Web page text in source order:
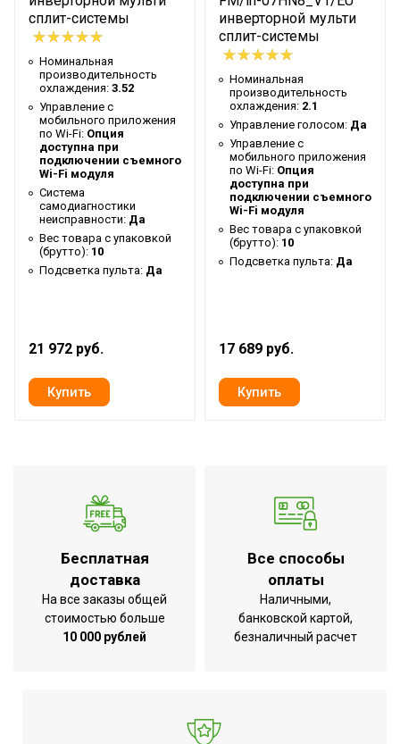
Таймер на отключение
Да
Работает с Марусей
Да
Высота упаковки товара
Работает с Алисой
Таймер на включение
Да
Глубина упаковки товара
38.7
Ширина упаковки товара
106.8
Память заданных
параметров работы
Работает с HOMMYN
Да
отключении питания
Гарантийный срок
3 года
воздуха (вблизи
устройства)
воздуха (вблизи пульта
управления)
Серия
Defender DC
Высота товара
22.2
R410a
сплит-системы
Номинальная
производительность
охлаждения: 3.52
Управление c
мобильного приложения
по Wi-Fi: Опция
доступна при
подключении съемного
Wi-Fi модуля
Система
самодиагностики
неисправности: Да
Вес товара с упаковкой
(брутто): 10
Подсветка пульта: Да
21 972 руб.
инверторной мульти
сплит-системы
Номинальная
производительность
охлаждения: 2.1
Управление голосом: Да
Управление c
мобильного приложения
по Wi-Fi: Опция
доступна при
подключении съемного
Wi-Fi модуля
Вес товара с упаковкой
(брутто): 10
Подсветка пульта: Да
17 689 руб.
Бесплатная
доставка
На все заказы общей
стоимостью больше
10 000 рублей
Все способы
оплаты
Наличными,
банковской картой,
безналичный расчет